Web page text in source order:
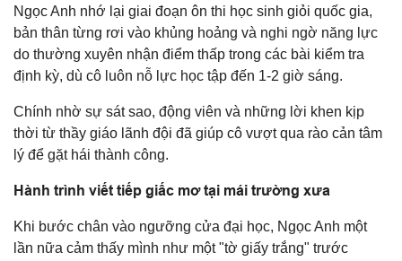
Ngọc Anh nhớ lại giai đoạn ôn thi học sinh giỏi quốc gia,
bản thân từng rơi vào khủng hoảng và nghi ngờ năng lực
do thường xuyên nhận điểm thấp trong các bài kiểm tra
định kỳ, dù cô luôn nỗ lực học tập đến 1-2 giờ sáng.
Chính nhờ sự sát sao, động viên và những lời khen kịp
thời từ thầy giáo lãnh đội đã giúp cô vượt qua rào cản tâm
lý để gặt hái thành công.
Hành trình viết tiếp giấc mơ tại mái trường xưa
Khi bước chân vào ngưỡng cửa đại học, Ngọc Anh một
lần nữa cảm thấy mình như một "tờ giấy trắng" trước